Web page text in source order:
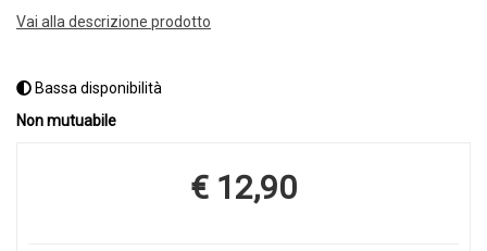
Vai alla descrizione prodotto
Bassa disponibilità
Non mutuabile
Prezzo
€ 12,90